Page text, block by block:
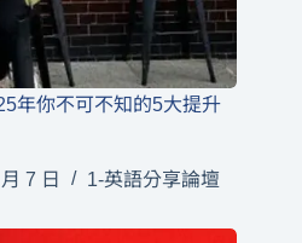
年你不可不知的5大提升
7 日 1-英語分享論壇